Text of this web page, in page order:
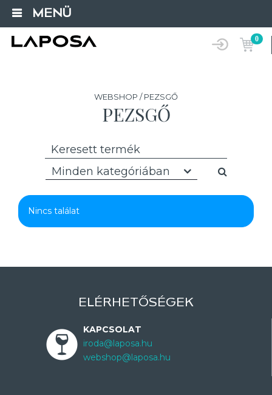
MENÜ
0
WEBSHOP / PEZSGŐ
PEZSGŐ
Minden kategóriában
Nincs találat
ELÉRHETŐSÉGEK
KAPCSOLAT
iroda@laposa.hu
webshop@laposa.hu